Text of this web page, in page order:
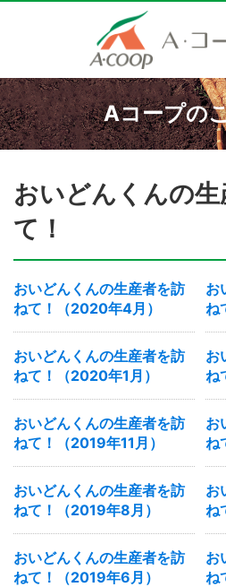
Aコープの
おいどんくんの
て！
おいどんくんの生産者を訪
ねて！（2020年4月）
お
ね
おいどんくんの生産者を訪
ねて！（2020年1月）
お
ね
おいどんくんの生産者を訪
ねて！（2019年11月）
お
ね
おいどんくんの生産者を訪
ねて！（2019年8月）
お
ね
おいどんくんの生産者を訪
ねて！（2019年6月）
お
ね